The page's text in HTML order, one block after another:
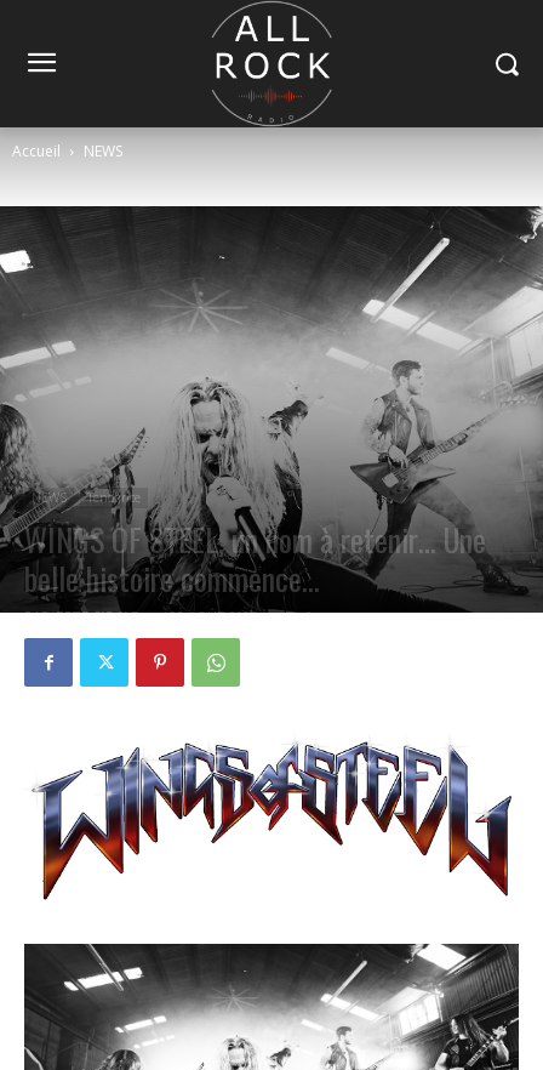
Accueil NEWS
NEWS Tendance
WINGS OF STEEL, un nom à retenir… Une
belle histoire commence…
PAR PETE CIRCLE 22 AOÛT 2023 0